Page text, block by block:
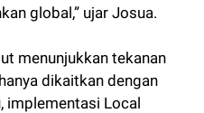
global,” ujar Josua.
menunjukkan tekanan
dikaitkan dengan
implementasi Local